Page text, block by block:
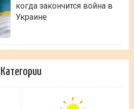
когда закончится война в
Украине
Категории